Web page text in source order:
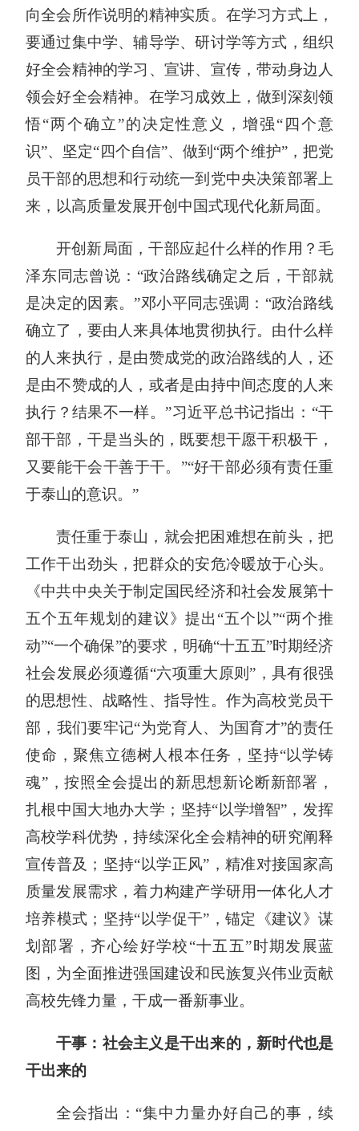
向全会所作说明的精神实质。在学习方式上，
要通过集中学、辅导学、研讨学等方式，组织
好全会精神的学习、宣讲、宣传，带动身边人
领会好全会精神。在学习成效上，做到深刻领
悟“两个确立”的决定性意义，增强“四个意
识”、坚定“四个自信”、做到“两个维护”，把党
员干部的思想和行动统一到党中央决策部署上
来，以高质量发展开创中国式现代化新局面。
开创新局面，干部应起什么样的作用？ 毛
泽东同志曾说：“政治路线确定之后，干部就
是决定的因素。”邓小平同志强调：“政治路线
确立了，要由人来具体地贯彻执行。由什么样
的人来执行，是由赞成党的政治路线的人，还
是由不赞成的人，或者是由持中间态度的人来
执行？结果不一样。”习近平总书记指出：“干
部干部，干是当头的，既要想干愿干积极干，
又要能干会干善于干。”“好干部必须有责任重
于泰山的意识。”
责任重于泰山，就会把困难想在前头，把
工作干出劲头，把群众的安危冷暖放于心头。
《中共中央关于制定国民经济和社会发展第十
五个五年规划的建议》提出“五个以”“两个推
动”“一个确保”的要求，明确“十五五”时期经济
社会发展必须遵循“六项重大原则”，具有很强
的思想性、战略性、指导性。作为高校党员干
部，我们要牢记“为党育人、为国育才”的责任
使命，聚焦立德树人根本任务，坚持“以学铸
魂”，按照全会提出的新思想新论断新部署，
扎根中国大地办大学；坚持“以学增智”，发挥
高校学科优势，持续深化全会精神的研究阐释
宣传普及；坚持“以学正风”，精准对接国家高
质量发展需求，着力构建产学研用一体化人才
培养模式；坚持“以学促干”，锚定《建议》谋
划部署，齐心绘好学校“十五五”时期发展蓝
图，为全面推进强国建设和民族复兴伟业贡献
高校先锋力量，干成一番新事业。
干事：社会主义是干出来的，新时代也是
干出来的
全会指出：“集中力量办好自己的事，续